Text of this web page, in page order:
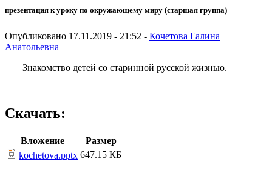
презентация к уроку по окружающему миру (старшая группа)
Опубликовано 17.11.2019 - 21:52 - Кочетова Галина
Анатольевна
Знакомство детей со старинной русской жизнью.
Скачать:
Вложение
Размер
kochetova.pptx 647.15 КБ